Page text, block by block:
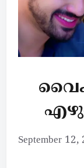
September 12,